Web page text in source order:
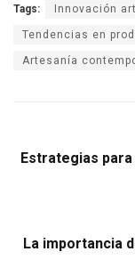
Tags: Innovación
Tendencias en
Artesanía
Estrategias
La importancia